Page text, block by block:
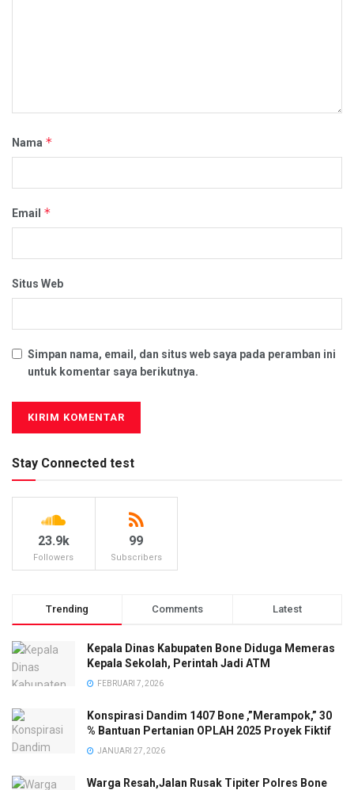
Nama *
Email *
Situs Web
Simpan nama, email, dan situs web saya pada peramban ini
untuk komentar saya berikutnya.
Stay Connected test
23.9k
Followers
99
Subscribers
Trending Comments Latest
Kepala Dinas Kabupaten Bone Diduga Memeras
Kepala Sekolah, Perintah Jadi ATM
FEBRUARI 7, 2026
Konspirasi Dandim 1407 Bone ,”Merampok,” 30
% Bantuan Pertanian OPLAH 2025 Proyek Fiktif
JANUARI 27, 2026
Warga Resah,Jalan Rusak Tipiter Polres Bone